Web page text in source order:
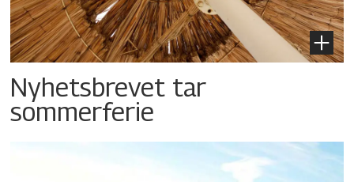
Nyhetsbrevet tar
sommerferie